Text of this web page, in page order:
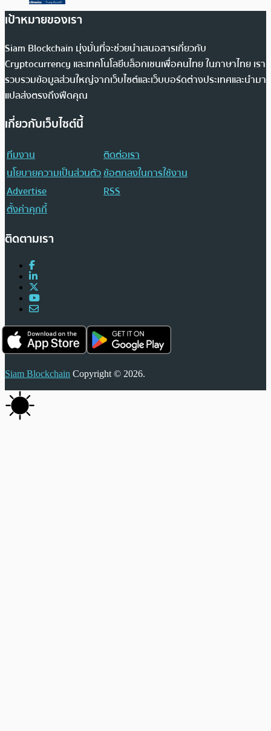
เป้าหมายของเรา
Siam Blockchain มุ่งมั่นที่จะช่วยนำเสนอสารเกี่ยวกับ
Cryptocurrency และเทคโนโลยีบล็อกเชนเพื่อคนไทย ในภาษาไทย เรา
รวบรวมข้อมูลส่วนใหญ่จากเว็บไซต์และเว็บบอร์ดต่างประเทศและนำมา
แปลส่งตรงถึงฟีดคุณ
เกี่ยวกับเว็บไซต์นี้
ทีมงาน
ติดต่อเรา
นโยบายความเป็นส่วนตัวข้อตกลงในการใช้งาน
Advertise
RSS
ตั้งค่าคุกกี้
ติดตามเรา
Siam Blockchain Copyright © 2026.